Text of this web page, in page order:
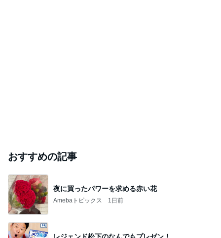
おすすめの記事
夜に買ったパワーを求める赤い花
Amebaトピックス 1日前
レジェンド松下のなんでもプレゼン！